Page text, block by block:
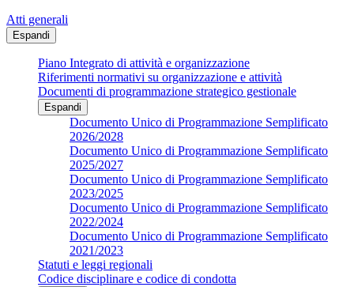
Atti generali
Espandi
Piano Integrato di attività e organizzazione
Riferimenti normativi su organizzazione e attività
Documenti di programmazione strategico gestionale
Espandi
Documento Unico di Programmazione Semplificato
2026/2028
Documento Unico di Programmazione Semplificato
2025/2027
Documento Unico di Programmazione Semplificato
2023/2025
Documento Unico di Programmazione Semplificato
2022/2024
Documento Unico di Programmazione Semplificato
2021/2023
Statuti e leggi regionali
Codice disciplinare e codice di condotta